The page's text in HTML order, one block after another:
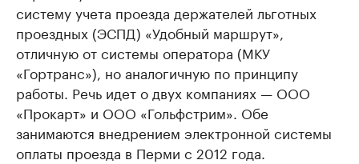
систему учета проезда держателей льготных
проездных (ЭСПД) «Удобный маршрут»,
отличную от системы оператора (МКУ
«Гортранс»), но аналогичную по принципу
работы. Речь идет о двух компаниях — ООО
«Прокарт» и ООО «Гольфстрим». Обе
занимаются внедрением электронной системы
оплаты проезда в Перми с 2012 года.